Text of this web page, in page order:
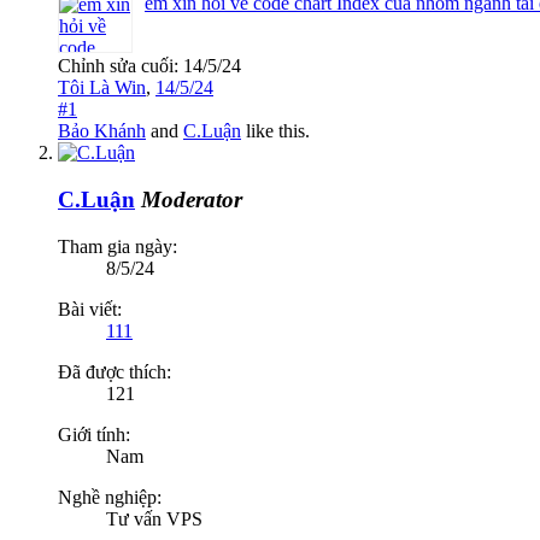
Chỉnh sửa cuối: 14/5/24
Tôi Là Win, 14/5/24
#1
Bảo Khánh and C.Luận like this.
C.Luận Moderator
Tham gia ngày:
8/5/24
Bài viết:
111
Đã được thích:
121
Giới tính:
Nam
Nghề nghiệp:
Tư vấn VPS